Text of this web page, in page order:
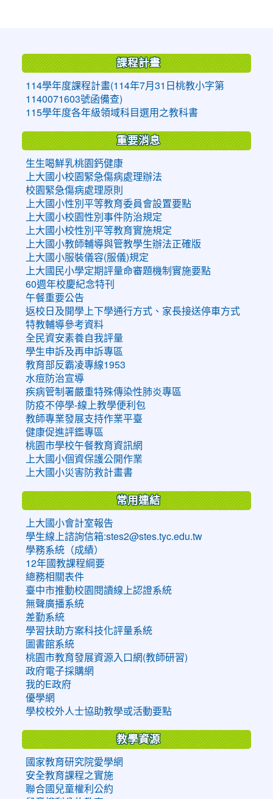
課程計畫
114學年度課程計畫(114年7月31日桃教小字第
1140071603號函備查)
115學年度各年級領域科目選用之教科書
重要消息
生生喝鮮乳桃園鈣健康
上大國小校園緊急傷病處理辦法
校園緊急傷病處理原則
上大國小性別平等教育委員會設置要點
上大國小校園性別事件防治規定
上大國小校性別平等教育實施規定
上大國小教師輔導與管教學生辦法正確版
上大國小服裝儀容(服儀)規定
上大國民小學定期評量命審題機制實施要點
60週年校慶紀念特刊
午餐重要公告
返校日及開學上下學通行方式、家長接送停車方式
特教輔導參考資料
全民資安素養自我評量
學生申訴及再申訴專區
教育部反霸凌專線1953
水痘防治宣導
疾病管制署嚴重特殊傳染性肺炎專區
防疫不停學-線上教學便利包
教師專業發展支持作業平臺
健康促進評鑑專區
桃園市學校午餐教育資訊網
上大國小個資保護公開作業
上大國小災害防救計畫書
常用連結
上大國小會計室報告
學生線上諮詢信箱:stes2@stes.tyc.edu.tw
學務系統（成績）
12年國教課程綱要
總務相關表件
臺中市推動校園閱讀線上認證系統
無聲廣播系統
差勤系統
學習扶助方案科技化評量系統
圖書館系統
桃園市教育發展資源入口網(教師研習)
政府電子採購網
我的E政府
優學網
學校校外人士協助教學或活動要點
教學資源
國家教育研究院愛學網
安全教育課程之實施
聯合國兒童權利公約